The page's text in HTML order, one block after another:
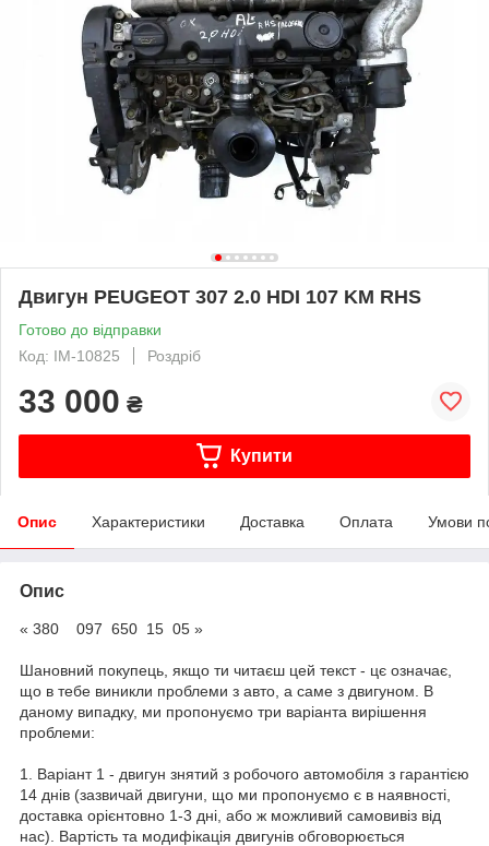
Двигун PEUGEOT 307 2.0 HDI 107 KM RHS
Готово до відправки
Код: IM-10825
Роздріб
33 000 ₴
Купити
Опис Характеристики Доставка Оплата Умови
Опис
« 380 097 650 15 05 »
Шановний покупець, якщо ти читаєш цей текст - цє означає,
що в тебе виникли проблеми з авто, а саме з двигуном. В
даному випадку, ми пропонуємо три варіанта вирішення
проблеми:
1. Варіант 1 - двигун знятий з робочого автомобіля з гарантією
14 днів (зазвичай двигуни, що ми пропонуємо є в наявності,
доставка орієнтовно 1-3 дні, або ж можливий самовивіз від
нас). Вартість та модифікація двигунів обговорюється